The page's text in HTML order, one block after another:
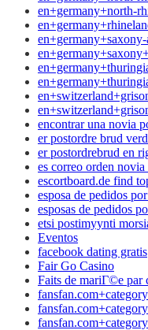
en+germany+north-
encontrar una novia
er postordre brud
er postordrebrud en
es correo orden novia
escortboard.de find
esposa de pedidos
esposas de pedidos
etsi postimyynti
Eventos
facebook dating gratis
Fair Go Casino
Faits de mariГ©e par